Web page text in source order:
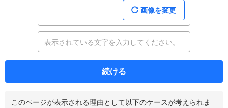
画像を変更
続ける
このページが表示される理由として以下のケースが考えられま